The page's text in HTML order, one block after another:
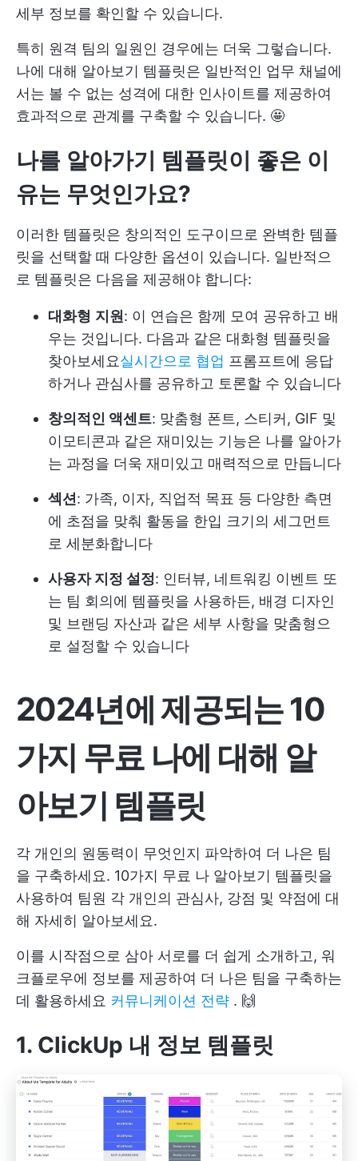
세부 정보를 확인할 수 있습니다.
특히 원격 팀의 일원인 경우에는 더욱 그렇습니다.
나에 대해 알아보기 템플릿은 일반적인 업무 채널에
서는 볼 수 없는 성격에 대한 인사이트를 제공하여
효과적으로 관계를 구축할 수 있습니다. 🤩
나를 알아가기 템플릿이 좋은 이
유는 무엇인가요?
이러한 템플릿은 창의적인 도구이므로 완벽한 템플
릿을 선택할 때 다양한 옵션이 있습니다. 일반적으
로 템플릿은 다음을 제공해야 합니다:
대화형 지원 : 이 연습은 함께 모여 공유하고 배
우는 것입니다. 다음과 같은 대화형 템플릿을
찾아보세요실시간으로 협업 프롬프트에 응답
하거나 관심사를 공유하고 토론할 수 있습니다
창의적인 액센트: 맞춤형 폰트, 스티커, GIF 및
이모티콘과 같은 재미있는 기능은 나를 알아가
는 과정을 더욱 재미있고 매력적으로 만듭니다
섹션 : 가족, 이자, 직업적 목표 등 다양한 측면
에 초점을 맞춰 활동을 한입 크기의 세그먼트
로 세분화합니다
사용자 지정 설정: 인터뷰, 네트워킹 이벤트 또
는 팀 회의에 템플릿을 사용하든, 배경 디자인
및 브랜딩 자산과 같은 세부 사항을 맞춤형으
로 설정할 수 있습니다
2024년에 제공되는 10
가지 무료 나에 대해 알
아보기 템플릿
각 개인의 원동력이 무엇인지 파악하여 더 나은 팀
을 구축하세요. 10가지 무료 나 알아보기 템플릿을
사용하여 팀원 각 개인의 관심사, 강점 및 약점에 대
해 자세히 알아보세요.
이를 시작점으로 삼아 서로를 더 쉽게 소개하고, 워
크플로우에 정보를 제공하여 더 나은 팀을 구축하는
데 활용하세요 커뮤니케이션 전략 . 🙌
1. ClickUp 내 정보 템플릿